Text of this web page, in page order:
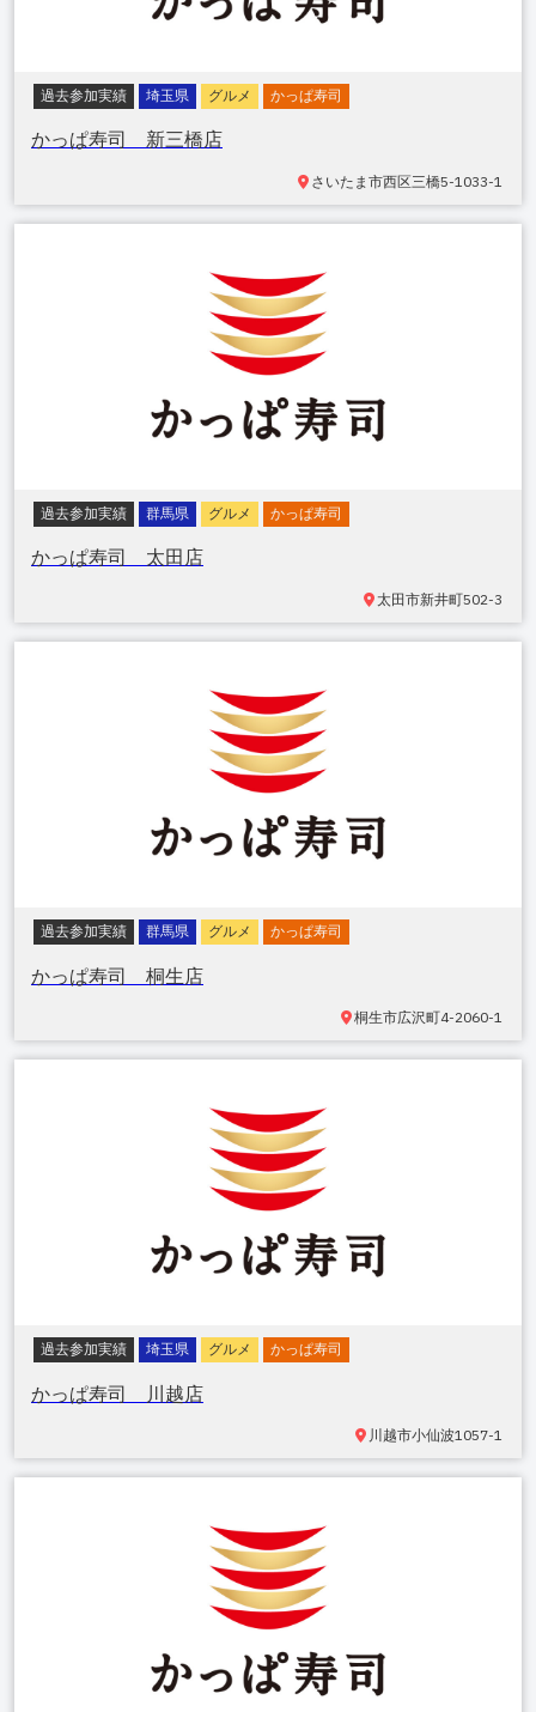
過去参加実績 埼玉県 グルメ かっぱ寿司
かっぱ寿司 新三橋店
さいたま市西区三橋5-1033-1
過去参加実績 群馬県 グルメ かっぱ寿司
かっぱ寿司 太田店
太田市新井町502-3
過去参加実績 群馬県 グルメ かっぱ寿司
かっぱ寿司 桐生店
桐生市広沢町4-2060-1
過去参加実績 埼玉県 グルメ かっぱ寿司
かっぱ寿司 川越店
川越市小仙波1057-1